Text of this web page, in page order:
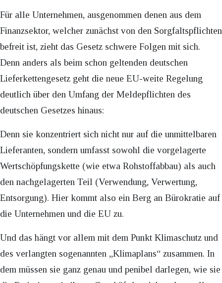
Für alle Unternehmen, ausgenommen denen aus dem
Finanzsektor, welcher zunächst von den Sorgfaltspflichten
befreit ist, zieht das Gesetz schwere Folgen mit sich.
Denn anders als beim schon geltenden deutschen
Lieferkettengesetz geht die neue EU-weite Regelung
deutlich über den Umfang der Meldepflichten des
deutschen Gesetzes hinaus:
Denn sie konzentriert sich nicht nur auf die unmittelbaren
Lieferanten, sondern umfasst sowohl die vorgelagerte
Wertschöpfungskette (wie etwa Rohstoffabbau) als auch
den nachgelagerten Teil (Verwendung, Verwertung,
Entsorgung). Hier kommt also ein Berg an Bürokratie auf
die Unternehmen und die EU zu.
Und das hängt vor allem mit dem Punkt Klimaschutz und
des verlangten sogenannten „Klimaplans“ zusammen. In
dem müssen sie ganz genau und penibel darlegen, wie sie